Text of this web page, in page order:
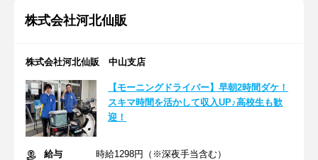
株式会社河北仙販
株式会社河北仙販 中山支店
【モーニングドライバー】早朝2時間ダケ！
スキマ時間を活かして収入UP♪高校生も歓
迎！
給与
時給1298円（※深夜手当含む）